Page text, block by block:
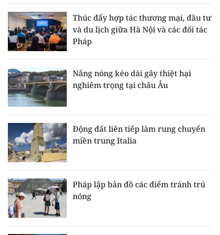
Thúc đẩy hợp tác thương mại, đầu tư
và du lịch giữa Hà Nội và các đối tác
Pháp
Nắng nóng kéo dài gây thiệt hại
nghiêm trọng tại châu Âu
Động đất liên tiếp làm rung chuyển
miền trung Italia
Pháp lập bản đồ các điểm tránh trú
nóng